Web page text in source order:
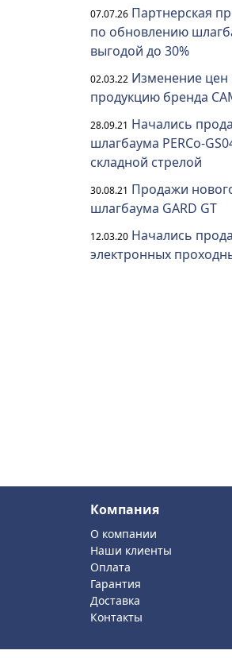
07.07.26 Партнерская
по обновлению
выгодой до 30%
02.03.22 Изменение цен
продукцию бренда
28.09.21 Начались
шлагбаума PERCo-
складной стрелой
30.08.21 Продажи
шлагбаума GARD GT
12.03.20 Начались
электронных
Компания
О компании
Наши клиенты
Оплата
Гарантия
Доставка
Контакты